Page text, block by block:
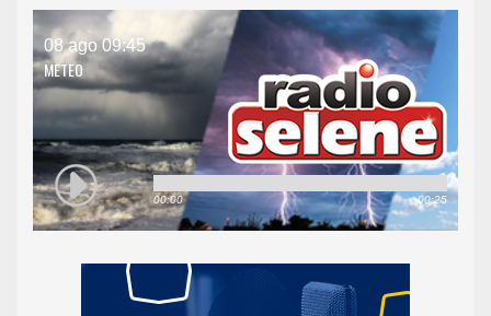
08 ago 09:45
METEO
00:00 00:25